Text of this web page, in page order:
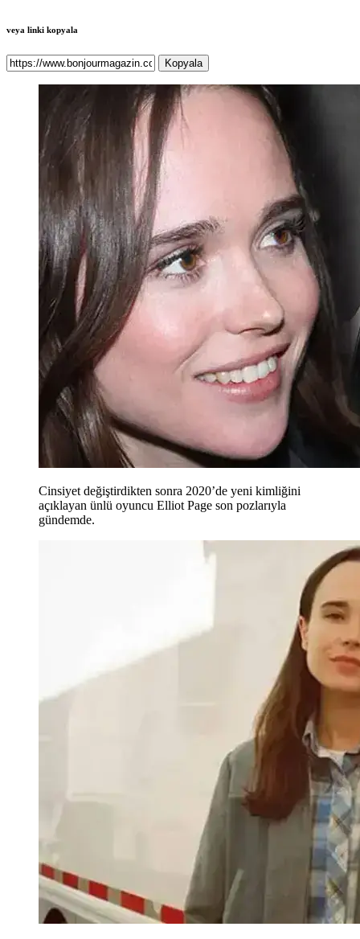
veya linki kopyala
Kopyala
Cinsiyet değiştirdikten sonra 2020’de yeni kimliğini
açıklayan ünlü oyuncu Elliot Page son pozlarıyla
gündemde.